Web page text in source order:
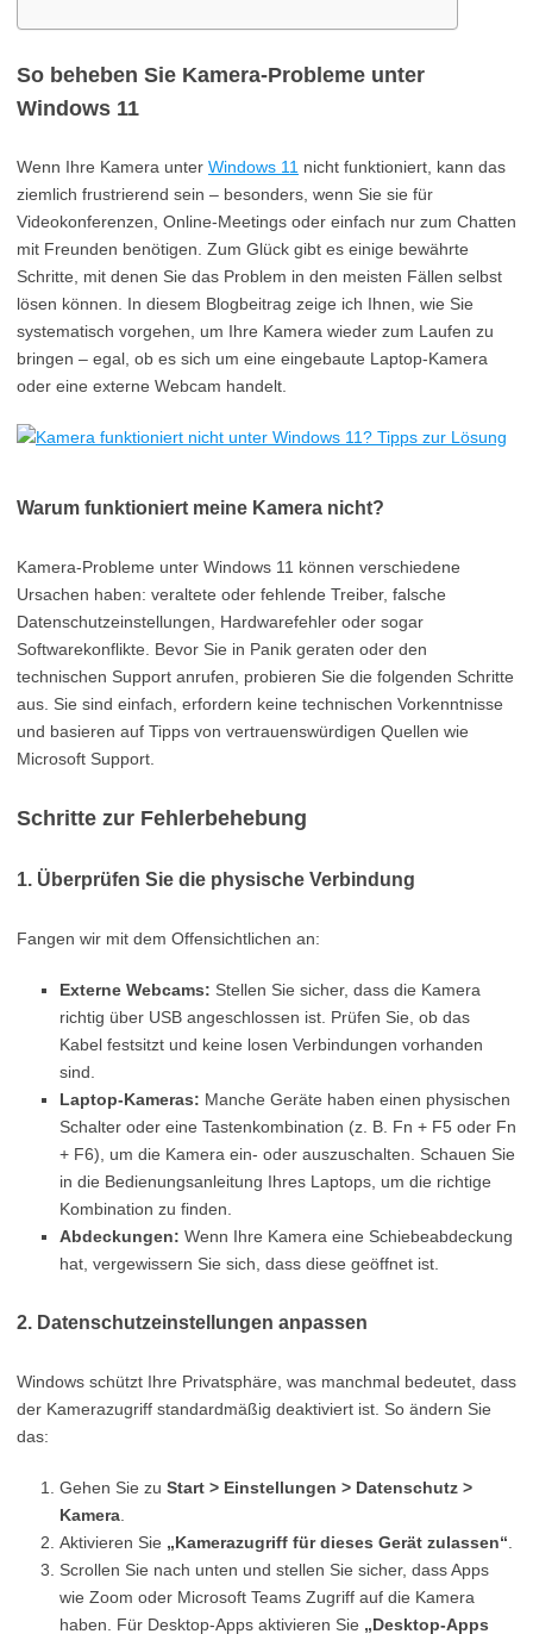
So beheben Sie Kamera-Probleme unter
Windows 11
Wenn Ihre Kamera unter Windows 11 nicht funktioniert, kann das
ziemlich frustrierend sein – besonders, wenn Sie sie für
Videokonferenzen, Online-Meetings oder einfach nur zum Chatten
mit Freunden benötigen. Zum Glück gibt es einige bewährte
Schritte, mit denen Sie das Problem in den meisten Fällen selbst
lösen können. In diesem Blogbeitrag zeige ich Ihnen, wie Sie
systematisch vorgehen, um Ihre Kamera wieder zum Laufen zu
bringen – egal, ob es sich um eine eingebaute Laptop-Kamera
oder eine externe Webcam handelt.
Warum funktioniert meine Kamera nicht?
Kamera-Probleme unter Windows 11 können verschiedene
Ursachen haben: veraltete oder fehlende Treiber, falsche
Datenschutzeinstellungen, Hardwarefehler oder sogar
Softwarekonflikte. Bevor Sie in Panik geraten oder den
technischen Support anrufen, probieren Sie die folgenden Schritte
aus. Sie sind einfach, erfordern keine technischen Vorkenntnisse
und basieren auf Tipps von vertrauenswürdigen Quellen wie
Microsoft Support.
Schritte zur Fehlerbehebung
1. Überprüfen Sie die physische Verbindung
Fangen wir mit dem Offensichtlichen an:
Externe Webcams: Stellen Sie sicher, dass die Kamera
richtig über USB angeschlossen ist. Prüfen Sie, ob das
Kabel festsitzt und keine losen Verbindungen vorhanden
sind.
Laptop-Kameras: Manche Geräte haben einen physischen
Schalter oder eine Tastenkombination (z. B. Fn + F5 oder Fn
+ F6), um die Kamera ein- oder auszuschalten. Schauen Sie
in die Bedienungsanleitung Ihres Laptops, um die richtige
Kombination zu finden.
Abdeckungen: Wenn Ihre Kamera eine Schiebeabdeckung
hat, vergewissern Sie sich, dass diese geöffnet ist.
2. Datenschutzeinstellungen anpassen
Windows schützt Ihre Privatsphäre, was manchmal bedeutet, dass
der Kamerazugriff standardmäßig deaktiviert ist. So ändern Sie
das:
Gehen Sie zu Start > Einstellungen > Datenschutz >
Kamera
Aktivieren Sie „Kamerazugriff für dieses Gerät zulassen“
Scrollen Sie nach unten und stellen Sie sicher, dass Apps
wie Zoom oder Microsoft Teams Zugriff auf die Kamera
haben. Für Desktop-Apps aktivieren Sie „Desktop-Apps